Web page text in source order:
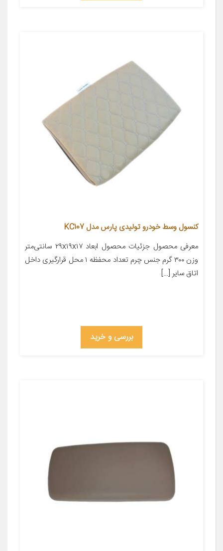
کنسول وسط خودرو تولیدی پارس مدل KC107
معرفی محصول جزئیات محصول ابعاد ۲۹x۱۹x۱۷ سانتی‌متر
وزن ۳۰۰ گرم جنس چرم تعداد محفظه ۱ محل قرارگیری داخل
اتاق سایر […]
بررسی و خرید